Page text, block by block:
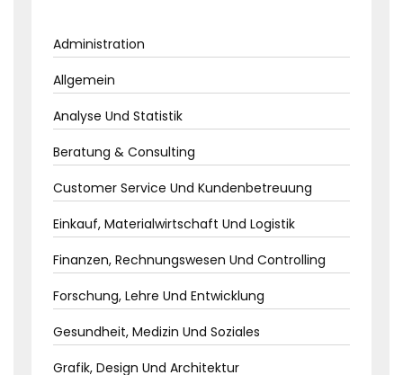
Administration
Allgemein
Analyse Und Statistik
Beratung & Consulting
Customer Service Und Kundenbetreuung
Einkauf, Materialwirtschaft Und Logistik
Finanzen, Rechnungswesen Und Controlling
Forschung, Lehre Und Entwicklung
Gesundheit, Medizin Und Soziales
Grafik, Design Und Architektur